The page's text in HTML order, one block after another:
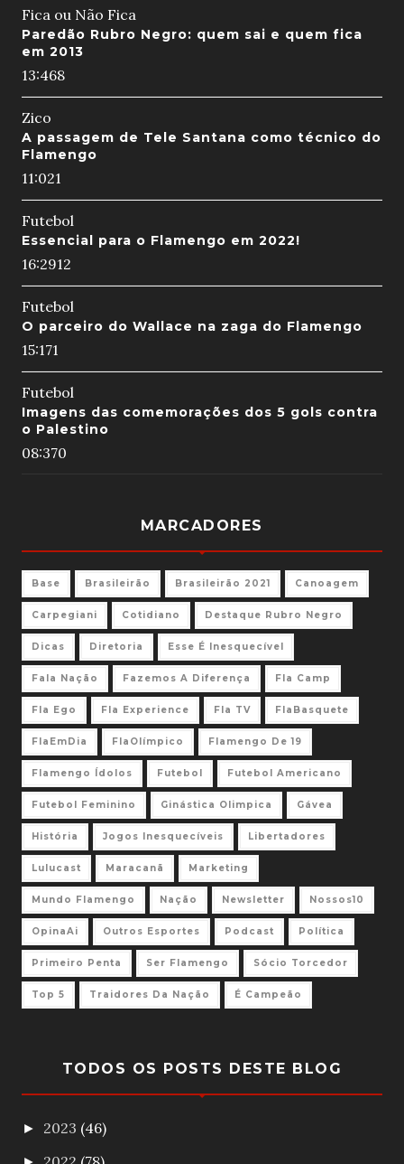
Fica ou Não Fica
Paredão Rubro Negro: quem sai e quem fica
em 2013
13:468
Zico
A passagem de Tele Santana como técnico do
Flamengo
11:021
Futebol
Essencial para o Flamengo em 2022!
16:2912
Futebol
O parceiro do Wallace na zaga do Flamengo
15:171
Futebol
Imagens das comemorações dos 5 gols contra
o Palestino
08:370
MARCADORES
Base Brasileirão Brasileirão 2021 Canoagem
Carpegiani Cotidiano Destaque Rubro Negro
Dicas Diretoria Esse É Inesquecível
Fala Nação Fazemos A Diferença Fla Camp
Fla Ego Fla Experience Fla TV FlaBasquete
FlaEmDia FlaOlímpico Flamengo De 19
Flamengo Ídolos Futebol Futebol Americano
Futebol Feminino Ginástica Olimpica Gávea
História Jogos Inesquecíveis Libertadores
Lulucast Maracanã Marketing
Mundo Flamengo Nação Newsletter Nossos10
OpinaAi Outros Esportes Podcast Política
Primeiro Penta Ser Flamengo Sócio Torcedor
Top 5 Traidores Da Nação É Campeão
TODOS OS POSTS DESTE BLOG
► 2023 (46)